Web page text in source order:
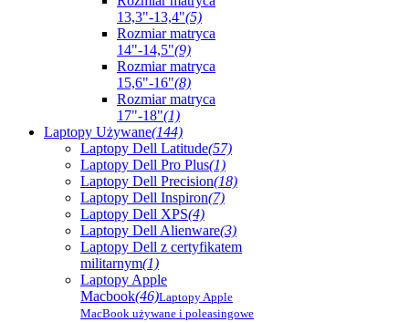
13,3"-13,4"(5)
Rozmiar matryca
14"-14,5"(9)
Rozmiar matryca
15,6"-16"(8)
Rozmiar matryca
17"-18"(1)
Laptopy Używane(144)
Laptopy Dell Latitude(57)
Laptopy Dell Pro Plus(1)
Laptopy Dell Precision(18)
Laptopy Dell Inspiron(7)
Laptopy Dell XPS(4)
Laptopy Dell Alienware(3)
Laptopy Dell z certyfikatem
militarnym(1)
Laptopy Apple
Macbook(46)Laptopy Apple
MacBook używane i poleasingowe